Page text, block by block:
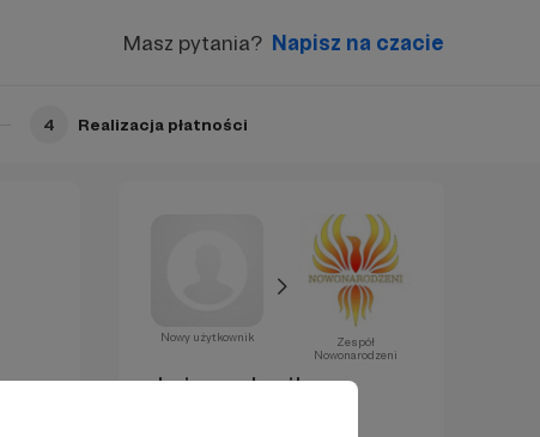
Masz pytania? Napisz na czacie
4 Realizacja płatności
Nowy użytkownik
Zespół
Nowonarodzeni
Już za chwilę